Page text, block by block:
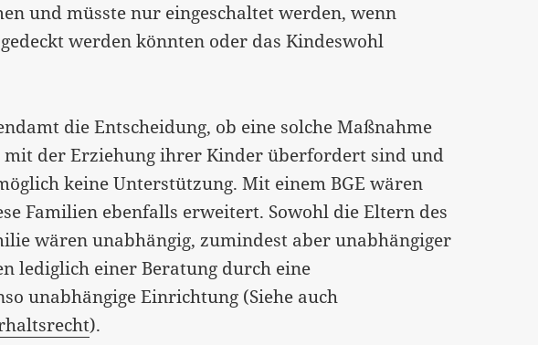
und müsste nur eingeschaltet werden, wenn
werden könnten oder das Kindeswohl
die Entscheidung, ob eine solche Maßnahme
der Erziehung ihrer Kinder überfordert sind und
keine Unterstützung. Mit einem BGE wären
Familien ebenfalls erweitert. Sowohl die Eltern des
wären unabhängig, zumindest aber unabhängiger
lediglich einer Beratung durch eine
unabhängige Einrichtung (Siehe auch
).